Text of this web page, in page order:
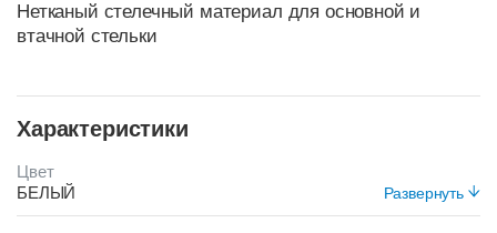
Нетканый стелечный материал для основной и
втачной стельки
Характеристики
Развернуть
Цвет
БЕЛЫЙ